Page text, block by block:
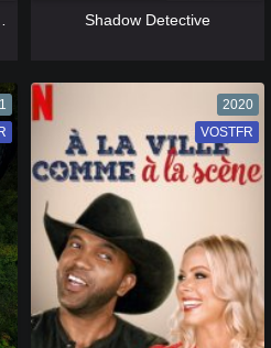
Shadow Detective
2020
VF
VOSTFR